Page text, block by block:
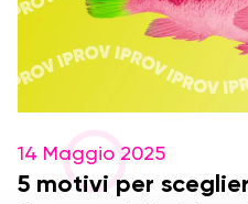
14 Maggio 2025
5 motivi per